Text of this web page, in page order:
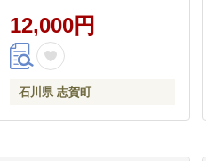
12,000円
石川県 志賀町